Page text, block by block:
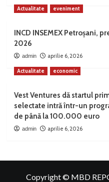
Actualitate eveniment
INCD INSEMEX Petroșani,
2026
admin aprilie 6, 2026
Actualitate economic
Vest Ventures dă startul
selectate intră într-un
de până la 100.000 euro
admin aprilie 6, 2026
Copyright © MBD